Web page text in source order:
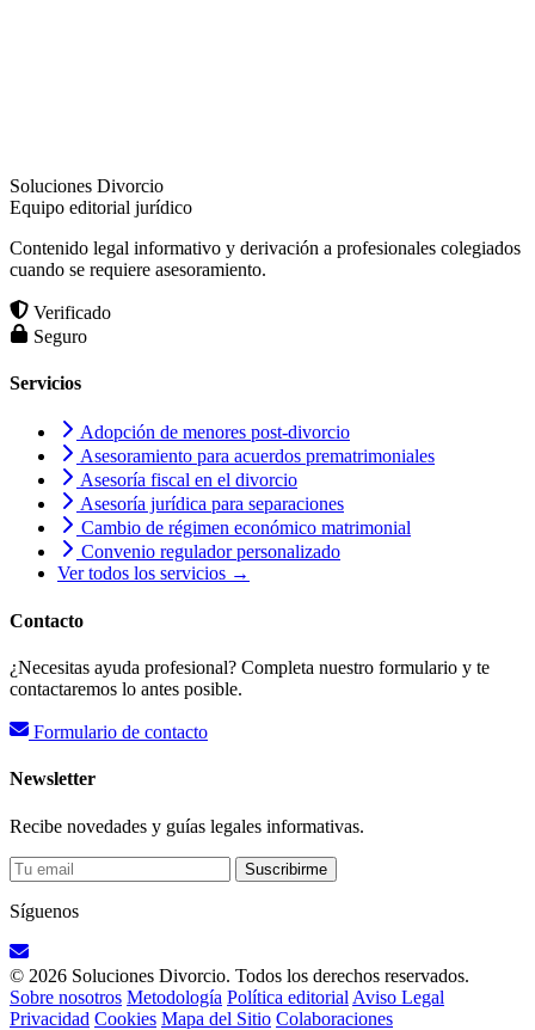
Soluciones Divorcio
Equipo editorial jurídico
Contenido legal informativo y derivación a profesionales colegiados
cuando se requiere asesoramiento.
Verificado
Seguro
Servicios
Adopción de menores post-divorcio
Asesoramiento para acuerdos prematrimoniales
Asesoría fiscal en el divorcio
Asesoría jurídica para separaciones
Cambio de régimen económico matrimonial
Convenio regulador personalizado
Ver todos los servicios →
Contacto
¿Necesitas ayuda profesional? Completa nuestro formulario y te
contactaremos lo antes posible.
Formulario de contacto
Newsletter
Recibe novedades y guías legales informativas.
Suscribirme
Síguenos
© 2026 Soluciones Divorcio. Todos los derechos reservados.
Sobre nosotros Metodología Política editorial Aviso Legal
Privacidad Cookies Mapa del Sitio Colaboraciones